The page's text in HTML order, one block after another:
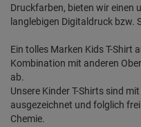
Druckfarben, bieten wir einen
langlebigen Digitaldruck bzw.
Ein tolles Marken Kids T-Shirt
Kombination mit anderen
ab.
Unsere Kinder T-Shirts sind
ausgezeichnet und folglich
Chemie.